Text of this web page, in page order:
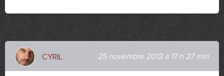
CYRIL 25 novembre 2013 à 17 h 27 min